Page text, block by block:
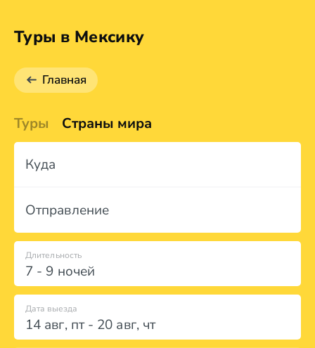
Туры в Мексику
Главная
Туры Страны мира
Куда
Отправление
7 - 9 ночей
Длительность
Дата выезда
14 авг, пт- 20 авг, чт